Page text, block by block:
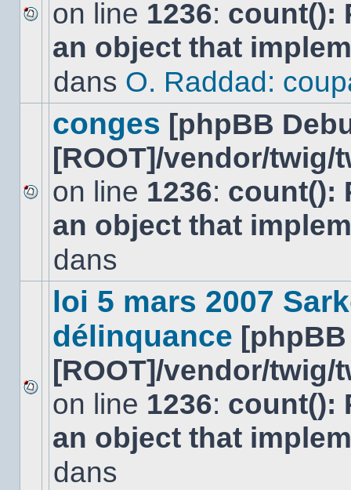
Aucun
nouveau
message
sujet.
on line 1236: count():
an object that
dans O. Raddad:
Aucun
nouveau
message
sujet.
conges [phpBB
[ROOT]/vendor/
on line 1236: count():
an object that
dans
Aucun
nouveau
message
non-
dans
loi 5 mars 2007
délinquance
[ROOT]/vendor/
on line 1236: count():
an object that
dans